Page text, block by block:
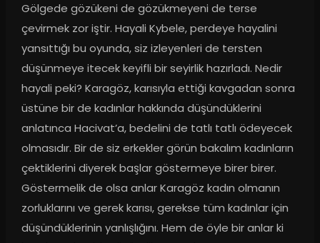
Gölgede gözükeni de gözükmeyeni de terse
çevirmek zor iştir. Hayali Kybele, perdeye hayalini
yansıttığı bu oyunda, siz izleyenleri de tersten
düşünmeye itecek keyifli bir seyirlik hazırladı. Nedir
hayali peki? Karagöz, karısıyla ettiği kavgadan sonra
üstüne bir de kadınlar hakkında düşündüklerini
anlatınca Hacivat’a, bedelini de tatlı tatlı ödeyecek
olmasıdır. Bir de siz erkekler görün bakalım kadınların
çektiklerini diyerek başlar göstermeye birer birer.
Göstermelik de olsa anlar Karagöz kadın olmanın
zorluklarını ve gerek karısı, gerekse tüm kadınlar için
düşündüklerinin yanlışlığını. Hem de öyle bir anlar ki